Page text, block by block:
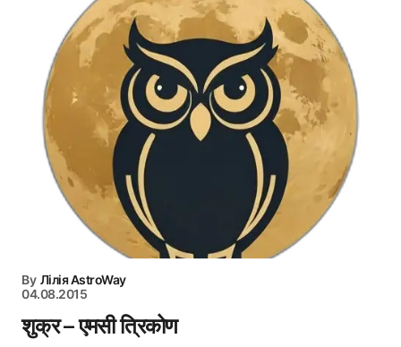
By Лілія AstroWay
04.08.2015
शुक्र – एमसी त्रिकोण